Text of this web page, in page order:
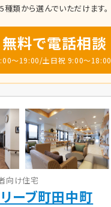
類から選んでいただけます。
無料で電話相談
～19:00/土日祝 9:00～18:00
向け住宅
ーブ町田中町